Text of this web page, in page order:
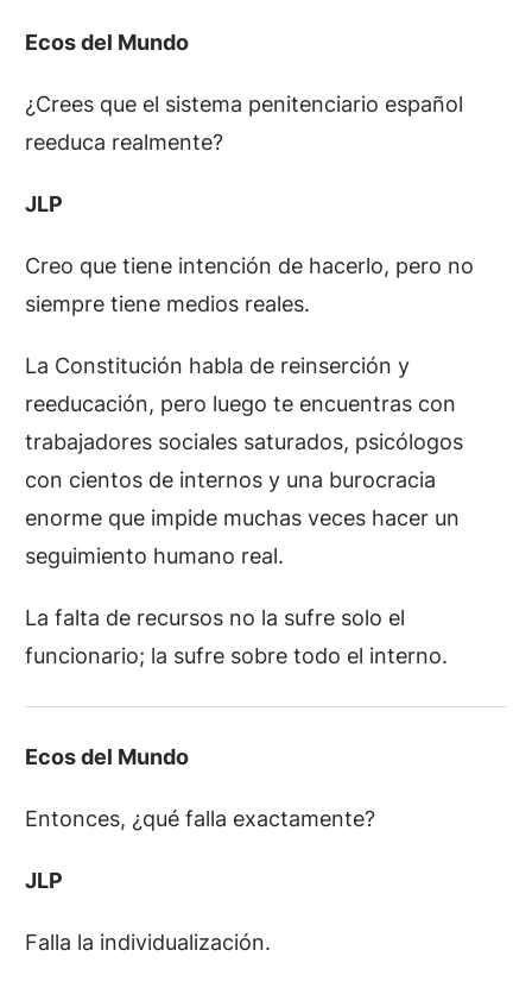
Ecos del Mundo
¿Crees que el sistema penitenciario español
reeduca realmente?
JLP
Creo que tiene intención de hacerlo, pero no
siempre tiene medios reales.
La Constitución habla de reinserción y
reeducación, pero luego te encuentras con
trabajadores sociales saturados, psicólogos
con cientos de internos y una burocracia
enorme que impide muchas veces hacer un
seguimiento humano real.
La falta de recursos no la sufre solo el
funcionario; la sufre sobre todo el interno.
Ecos del Mundo
Entonces, ¿qué falla exactamente?
JLP
Falla la individualización.